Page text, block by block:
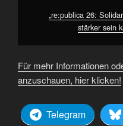
„re:publica 26:
stärker sein
Für mehr Informationen
anzuschauen, hier klicken!
Telegram